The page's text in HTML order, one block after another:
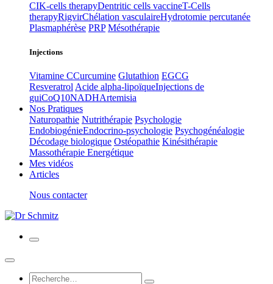
CIK-cells therapyDentritic cells vaccineT-Cells
therapyRigvirChélation vasculaireHydrotomie percutanée
Plasmaphérèse PRP Mésothérapie
Injections
Vitamine CCurcumine Glutathion EGCG
Resveratrol Acide alpha-lipoïqueInjections de
guiCoQ10NADHArtemisia
Nos Pratiques
Naturopathie Nutrithérapie Psychologie
EndobiogénieEndocrino-psychologie Psychogénéalogie
Décodage biologique Ostéopathie Kinésithérapie
Massothérapie Energétique
Mes vidéos
Articles
Nous contacter